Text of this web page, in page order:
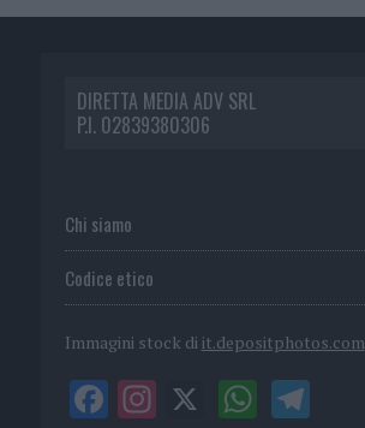
DIRETTA MEDIA ADV SRL
P.I. 02839380306
Chi siamo
Codice etico
Immagini stock di it.depositphotos.com